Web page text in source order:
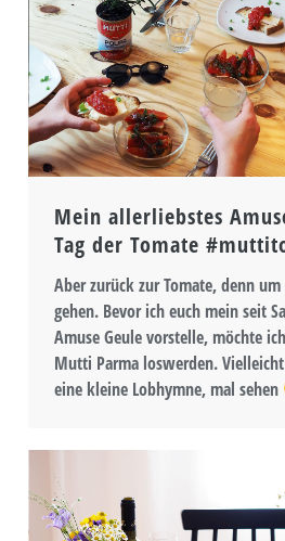
Mein allerliebstes
Tag der Tomate
Aber zurück zur Tomate, denn
gehen. Bevor ich euch mein seit
Amuse Geule vorstelle, möchte
Mutti Parma loswerden.
eine kleine Lobhymne, mal sehen